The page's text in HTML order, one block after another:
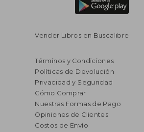
Vender Libros en Buscalibre
Términos y Condiciones
Políticas de Devolución
Privacidad y Seguridad
Cómo Comprar
Nuestras Formas de Pago
Opiniones de Clientes
Costos de Envío